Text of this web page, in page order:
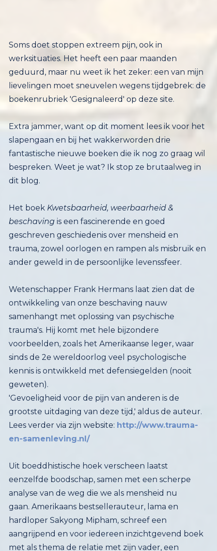
Soms doet stoppen extreem pijn, ook in
werksituaties. Het heeft een paar maanden
geduurd, maar nu weet ik het zeker: een van mijn
lievelingen moet sneuvelen wegens tijdgebrek: de
boekenrubriek 'Gesignaleerd' op deze site.
Extra jammer, want op dit moment lees ik voor het
slapengaan en bij het wakkerworden drie
fantastische nieuwe boeken die ik nog zo graag wil
bespreken. Weet je wat? Ik stop ze brutaalweg in
dit blog.
Het boek Kwetsbaarheid, weerbaarheid &
beschavingis een fascinerende en goed
geschreven geschiedenis over mensheid en
trauma, zowel oorlogen en rampen als misbruik en
ander geweld in de persoonlijke levenssfeer.
Wetenschapper Frank Hermans laat zien dat de
ontwikkeling van onze beschaving nauw
samenhangt met oplossing van psychische
trauma's. Hij komt met hele bijzondere
voorbeelden, zoals het Amerikaanse leger, waar
sinds de 2e wereldoorlog veel psychologische
kennis is ontwikkeld met defensiegelden (nooit
geweten).
'Gevoeligheid voor de pijn van anderen is de
grootste uitdaging van deze tijd,' aldus de auteur.
Lees verder via zijn website: http://www.trauma-
en-samenleving.nl/
Uit boeddhistische hoek verscheen laatst
eenzelfde boodschap, samen met een scherpe
analyse van de weg die we als mensheid nu
gaan. Amerikaans bestsellerauteur, lama en
hardloper Sakyong Mipham, schreef een
aangrijpend en voor iedereen inzichtgevend boek
met als thema de relatie met zijn vader, een